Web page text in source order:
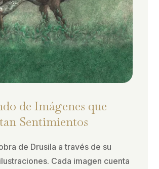
de Imágenes que
Sentimientos
de Drusila a través de su
Cada imagen cuenta